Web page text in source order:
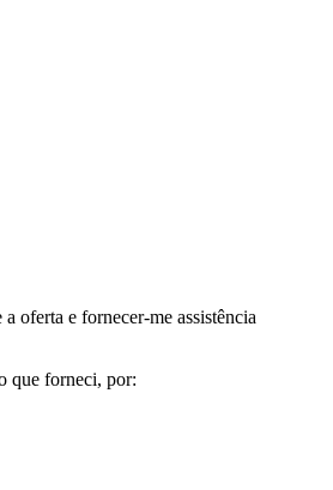
oferta e fornecer-me assistência
que forneci, por: